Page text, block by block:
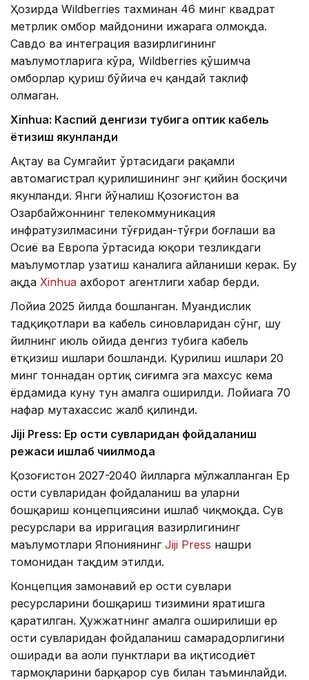
Ҳозирда Wildberries тахминан 46 минг квадрат
метрлик омбор майдонини ижарага олмоқда.
Савдо ва интеграция вазирлигининг
маълумотларига кўра, Wildberries қўшимча
омборлар қуриш бўйича ҳеч қандай таклиф
олмаган.
Xinhuа: Каспий денгизи тубига оптик кабель
ётқизиш якунланди
Ақтау ва Сумгайит ўртасидаги рақамли
автомагистрал қурилишининг энг қийин босқичи
якунланди. Янги йўналиш Қозоғистон ва
Озарбайжоннинг телекоммуникация
инфратузилмасини тўғридан-тўғри боғлаши ва
Осиё ва Европа ўртасида юқори тезликдаги
маълумотлар узатиш каналига айланиши керак. Бу
ҳақда Xinhua ахборот агентлиги хабар берди.
Лойиҳа 2025 йилда бошланган. Муҳандислик
тадқиқотлари ва кабель синовларидан сўнг, шу
йилнинг июль ойида денгиз тубига кабель
ётқизиш ишлари бошланди. Қурилиш ишлари 20
минг тоннадан ортиқ сиғимга эга махсус кема
ёрдамида куну тун амалга оширилди. Лойиҳага 70
нафар мутахассис жалб қилинди.
Jiji Press: Ер ости сувларидан фойдаланиш
режаси ишлаб чиқилмоқда
Қозоғистон 2027-2040 йилларга мўлжалланган Ер
ости сувларидан фойдаланиш ва уларни
бошқариш концепциясини ишлаб чиқмоқда. Сув
ресурслари ва ирригация вазирлигининг
маълумотлари Япониянинг Jiji Press нашри
томонидан тақдим этилди.
Концепция замонавий ер ости сувлари
ресурсларини бошқариш тизимини яратишга
қаратилган. Ҳужжатнинг амалга оширилиши ер
ости сувларидан фойдаланиш самарадорлигини
оширади ва аҳоли пунктлари ва иқтисодиёт
тармоқларини барқарор сув билан таъминлайди.